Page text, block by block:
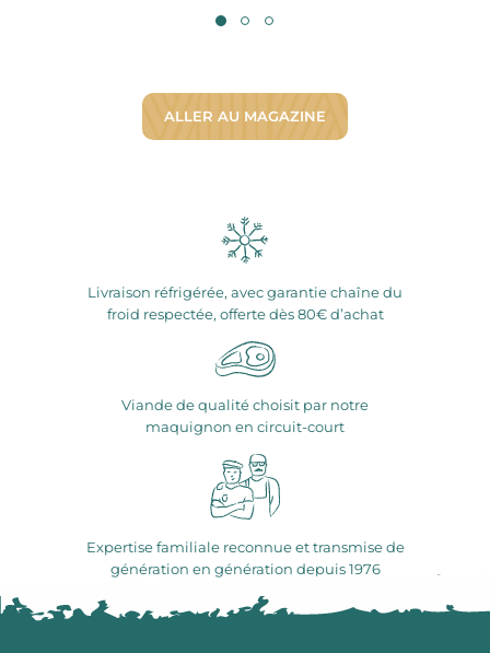
ALLER AU MAGAZINE
Livraison réfrigérée, avec garantie chaîne du
froid respectée, offerte dès 80€ d’achat
Viande de qualité choisit par notre
maquignon en circuit-court
Expertise familiale reconnue et transmise de
génération en génération depuis 1976